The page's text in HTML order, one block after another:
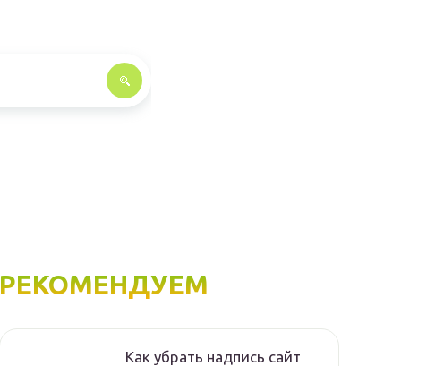
РЕКОМЕНДУЕМ
Как убрать надпись сайт